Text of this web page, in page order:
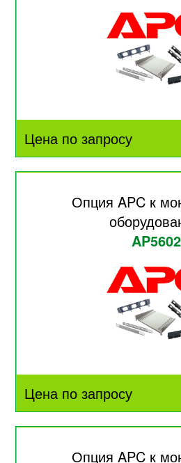
Цена по запросу
Опция APC к
AP5602
Цена по запросу
Опция APC к